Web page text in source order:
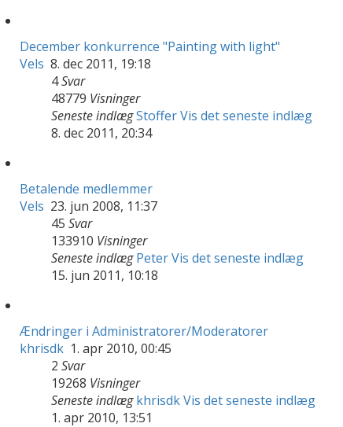
December konkurrence "Painting with light"
Vels 8. dec 2011, 19:18
4Svar
48779 Visninger
Seneste indlægStofferVis det seneste indlæg
8. dec 2011, 20:34
Betalende medlemmer
Vels 23. jun 2008, 11:37
45 Svar
133910 Visninger
Seneste indlægPeterVis det seneste indlæg
15. jun 2011, 10:18
Ændringer i Administratorer/Moderatorer
khrisdk 1. apr 2010, 00:45
2 Svar
19268 Visninger
Seneste indlægkhrisdkVis det seneste indlæg
1. apr 2010, 13:51